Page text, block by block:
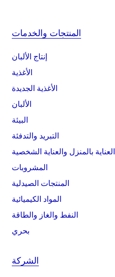
المنتجات والخدمات
إنتاج الألبان
الأغذية
الأغذية الجديدة
الألبان
البيئة
التبريد والتدفئة
العناية بالمنزل والعناية الشخصية
المشروبات
المنتجات الصيدلية
المواد الكيميائية
النفط والغاز والطاقة
بحري
الشركة